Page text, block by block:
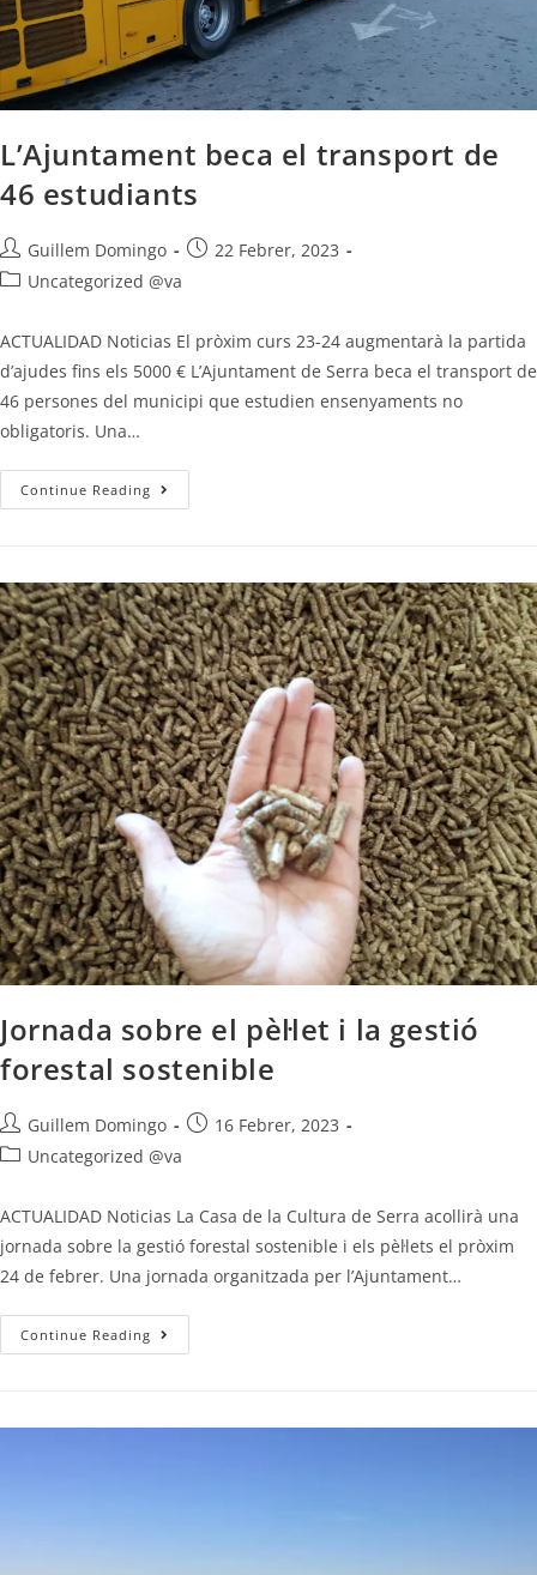
L’Ajuntament beca el transport de
46 estudiants
Guillem Domingo
22 Febrer, 2023
Uncategorized @va
ACTUALIDAD Noticias El pròxim curs 23-24 augmentarà la partida
d’ajudes fins els 5000 € L’Ajuntament de Serra beca el transport de
46 persones del municipi que estudien ensenyaments no
obligatoris. Una…
Continue Reading
Jornada sobre el pèl·let i la gestió
forestal sostenible
Guillem Domingo
16 Febrer, 2023
Uncategorized @va
ACTUALIDAD Noticias La Casa de la Cultura de Serra acollirà una
jornada sobre la gestió forestal sostenible i els pèl·lets el pròxim
24 de febrer. Una jornada organitzada per l’Ajuntament…
Continue Reading